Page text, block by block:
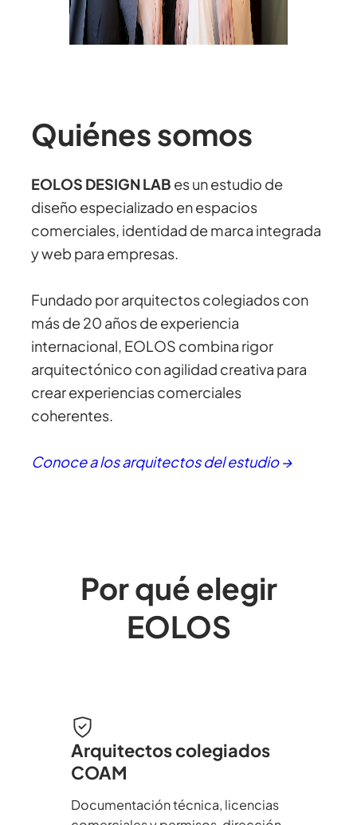
Quiénes somos
EOLOS DESIGN LAB es un estudio de
diseño especializado en espacios
comerciales, identidad de marca integrada
y web para empresas.
Fundado por arquitectos colegiados con
más de 20 años de experiencia
internacional, EOLOS combina rigor
arquitectónico con agilidad creativa para
crear experiencias comerciales
coherentes.
Conoce a los arquitectos del estudio →
Por qué elegir
EOLOS
Arquitectos colegiados
COAM
Documentación técnica, licencias